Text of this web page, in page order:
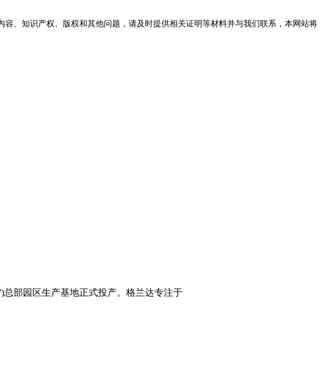
、知识产权、版权和其他问题，请及时提供相关证明等材料并与我们联系，本网站将
总部园区生产基地正式投产。格兰达专注于